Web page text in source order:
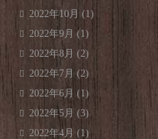
2022年10月 (1)
2022年9月 (1)
2022年8月 (2)
2022年7月(2)
2022年6月 (1)
2022年5月 (3)
2022年4月 (1)